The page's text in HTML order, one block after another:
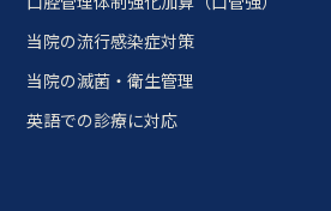
当院の流行感染症対策
当院の滅菌・衛生管理
英語での診療に対応